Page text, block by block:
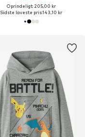
Oprindeligt: 205,00 kr
Sidste laveste pris:143,10 kr